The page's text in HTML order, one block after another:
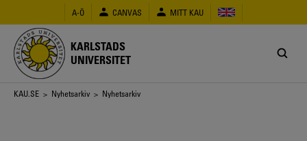
huvudinnehåll
A-Ö CANVAS MITT KAU
KARLSTADS
UNIVERSITET
Länkstig
KAU.SE > Nyhetsarkiv > Nyhetsarkiv